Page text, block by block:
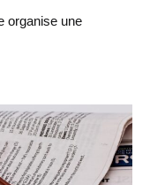
organise une